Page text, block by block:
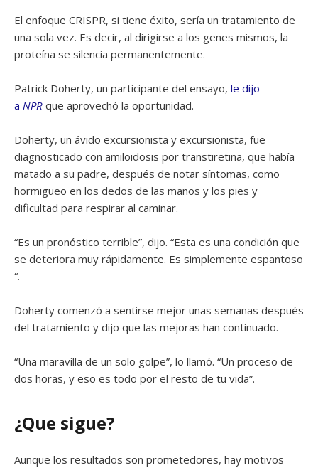
El enfoque CRISPR, si tiene éxito, sería un tratamiento de
una sola vez. Es decir, al dirigirse a los genes mismos, la
proteína se silencia permanentemente.
Patrick Doherty, un participante del ensayo, le dijo
a NPR que aprovechó la oportunidad.
Doherty, un ávido excursionista y excursionista, fue
diagnosticado con amiloidosis por transtiretina, que había
matado a su padre, después de notar síntomas, como
hormigueo en los dedos de las manos y los pies y
dificultad para respirar al caminar.
“Es un pronóstico terrible”, dijo. “Esta es una condición que
se deteriora muy rápidamente. Es simplemente espantoso
“.
Doherty comenzó a sentirse mejor unas semanas después
del tratamiento y dijo que las mejoras han continuado.
“Una maravilla de un solo golpe”, lo llamó. “Un proceso de
dos horas, y eso es todo por el resto de tu vida”.
¿Que sigue?
Aunque los resultados son prometedores, hay motivos